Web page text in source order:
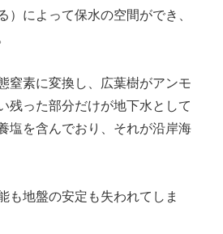
によって保水の空間ができ、
窒素に変換し、広葉樹がアンモ
残った部分だけが地下水として
塩を含んでおり、それが沿岸海
地盤の安定も失われてしま